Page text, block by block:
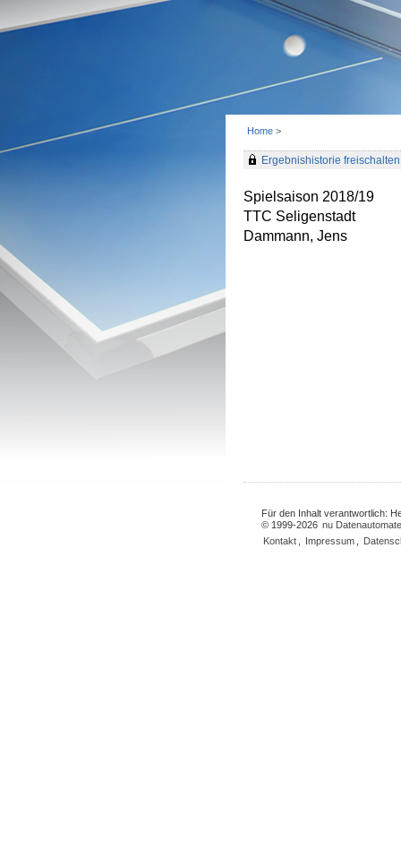
Home >
Ergebnishistorie freischalten
Spielsaison 2018/19
TTC Seligenstadt
Dammann, Jens
Für den Inhalt verantwortlich:
© 1999-2026 nu
Kontakt
Impressum